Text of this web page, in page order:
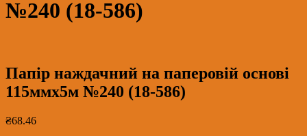
№240 (18-586)
Папір наждачний на паперовій основі
115ммх5м №240 (18-586)
₴68.46